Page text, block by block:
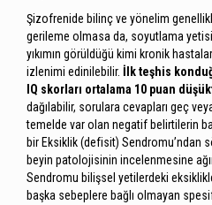
Şizofrenide bilinç ve yönelim
gerileme olmasa da, soyutlama
yıkımın görüldüğü kimi kronik
izlenimi edinilebilir. İlk teşhis
IQ skorları ortalama 10 puan
dağılabilir, sorulara cevapları geç
temelde var olan negatif belirtilerin
bir Eksiklik (defisit) Sendromu’ndan
beyin patolojisinin incelenmesine
Sendromu bilişsel yetilerdeki
başka sebeplere bağlı olmayan